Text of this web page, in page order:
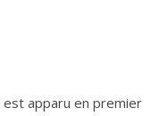
est apparu en premier